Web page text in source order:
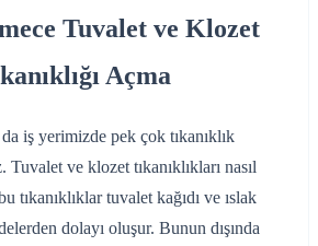
Tuvalet ve Klozet
Açma
iş yerimizde pek çok tıkanıklık
Tuvalet ve klozet tıkanıklıkları nasıl
tıkanıklıklar tuvalet kağıdı ve ıslak
dolayı oluşur. Bunun dışında